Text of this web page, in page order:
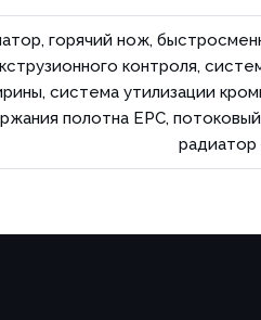
горячий нож,
контроля,
система утилизации
полотна EPC,
радиатор